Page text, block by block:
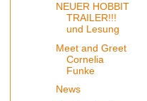
NEUER HOBBIT
TRAILER!!!
und Lesung
Meet and Greet
Cornelia
Funke
News